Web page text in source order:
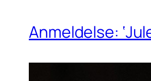
Anmeldelse: